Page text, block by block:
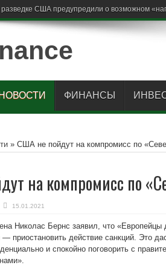
разведке США предупредили о возможном
ФИНАНСЫ
» США не пойдут на компромисс по
на компромисс по
15.01.2021
Николас Бернс заявил, что «Европейцы
приостановить действие санкций. Это
и спокойно поговорить с